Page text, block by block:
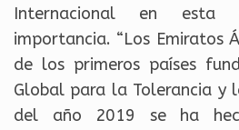
Internacional en esta
importancia. “Los Emiratos
de los primeros países
Global para la Tolerancia y
del año 2019 se ha